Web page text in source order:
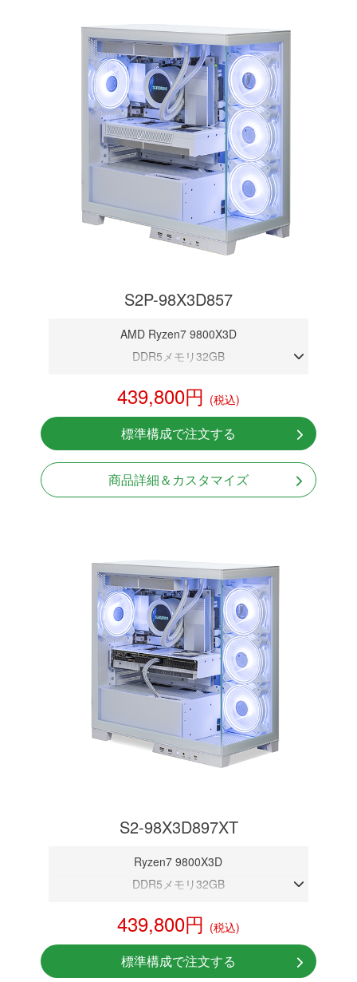
S2P-98X3D857
AMD Ryzen7 9800X3D
DDR5メモリ32GB
NVMeSSD 1TB
無線LAN Bluetooth対応
Windows11 Home 64bit
439,800円 (税込)
標準構成で注文する
商品詳細＆カスタマイズ
S2-98X3D897XT
Ryzen7 9800X3D
DDR5メモリ32GB
NVMeSSD 1TB
無線LAN Bluetooth対応
Windows11 Home 64bit
439,800円 (税込)
標準構成で注文する